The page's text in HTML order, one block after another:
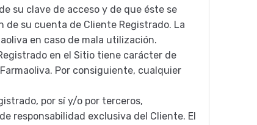
su clave de acceso y de que éste se
su cuenta de Cliente Registrado. La
en caso de mala utilización.
en el Sitio tiene carácter de
Por consiguiente, cualquier
por sí y/o por terceros,
responsabilidad exclusiva del Cliente. El